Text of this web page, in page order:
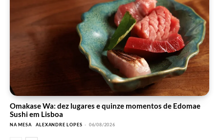
Omakase Wa: dez lugares e quinze momentos de Edomae
Sushi em Lisboa
NA MESA ALEXANDRE LOPES - 06/08/2026